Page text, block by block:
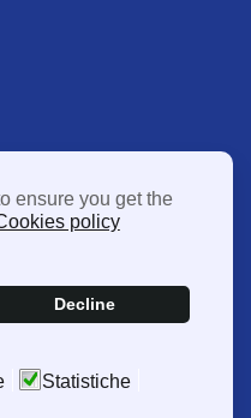
ensure you get the
policy
Decline
Statistiche
Europe Sp. z oo - CIF
ML Soluzioni Web